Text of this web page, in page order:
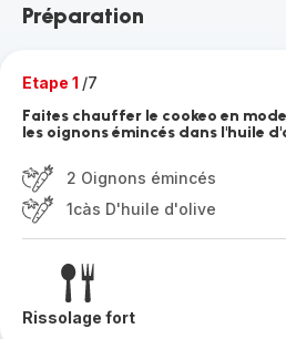
Préparation
Etape 1 /7
Faites chauffer le cookeo en
les oignons émincés dans l'huile
2 Oignons émincés
1càs D'huile d'olive
Rissolage fort